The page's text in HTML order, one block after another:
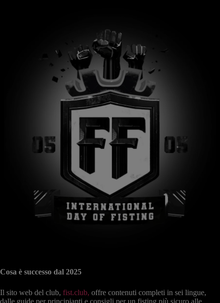
Cosa è successo dal 2025
Il sito web del club, fist.club, offre contenuti completi in sei lingue,
dalle guide per principianti e consigli per un fisting più sicuro alle